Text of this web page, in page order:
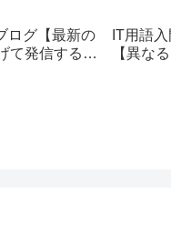
ログ【最新の
て発信する仕
IT用語
【異な